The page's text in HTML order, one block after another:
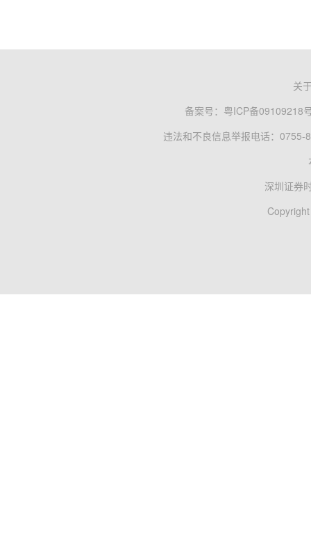
关
备案号： 粤ICP备09109218
违法和不良信息举报电话：0755-
深圳证券